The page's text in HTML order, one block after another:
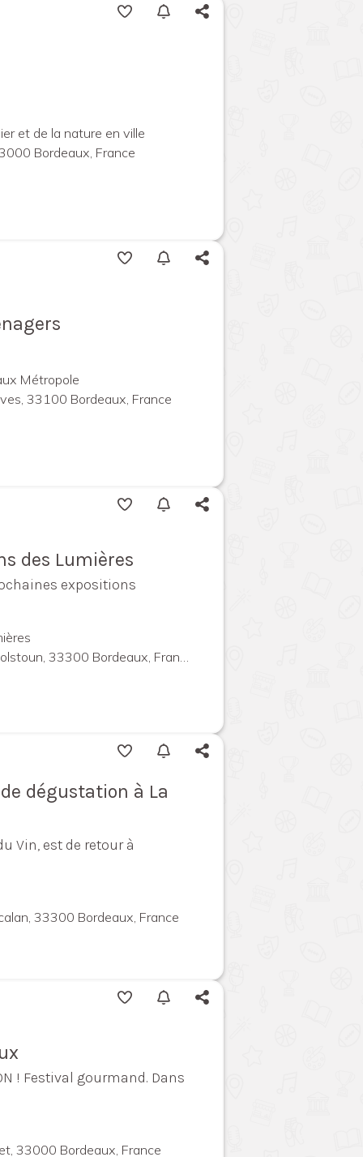
et de la nature en ville
Bordeaux, France
Métropole
33100 Bordeaux, France
des Lumières
expositions
33300 Bordeaux, France
dégustation à La
Vin, est de retour à
33300 Bordeaux, France
! Festival gourmand. Dans
33000 Bordeaux, France